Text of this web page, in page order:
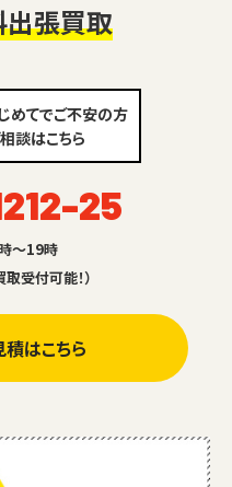
張買取
めてでご不安の方
談はこちら
25
～19時
受付可能！）
はこちら